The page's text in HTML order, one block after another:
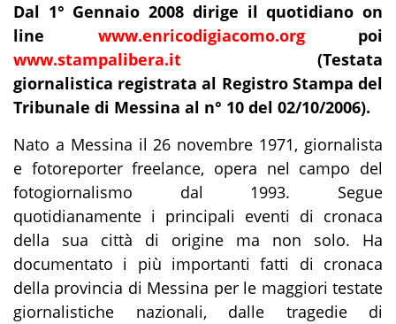
Dal 1° Gennaio 2008 dirige il quotidiano on
line
www.enricodigiacomo.orgpoi
www.stampalibera.it (Testata
giornalistica registrata al Registro Stampa del
Tribunale di Messina al n° 10 del 02/10/2006).
Nato a Messina il 26 novembre 1971, giornalista
e fotoreporter freelance, opera nel campo del
fotogiornalismo dal 1993. Segue
quotidianamente i principali eventi di cronaca
della sua città di origine ma non solo. Ha
documentato i più importanti fatti di cronaca
della provincia di Messina per le maggiori testate
giornalistiche nazionali, dalle tragedie di